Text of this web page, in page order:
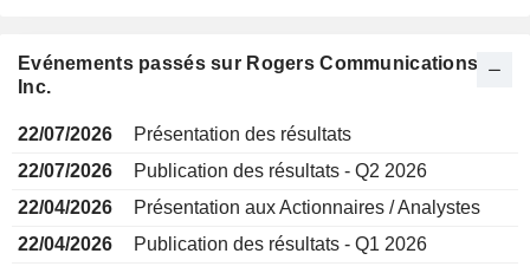
Evénements passés sur Rogers Communications
Inc.
22/07/2026
Présentation des résultats
22/07/2026
Publication des résultats - Q2 2026
22/04/2026
Présentation aux Actionnaires / Analystes
22/04/2026
Publication des résultats - Q1 2026